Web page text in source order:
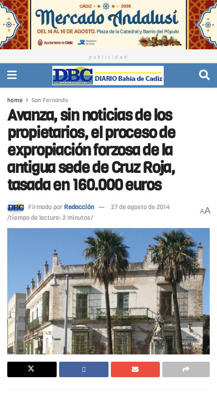
publicidad
home San Fernando
Avanza, sin noticias de los
propietarios, el proceso de
expropiación forzosa de la
antigua sede de Cruz Roja,
tasada en 160.000 euros
Firmado por Redacción
27 de agosto de 2014
/tiempo de lectura: 2 minutos/
AA